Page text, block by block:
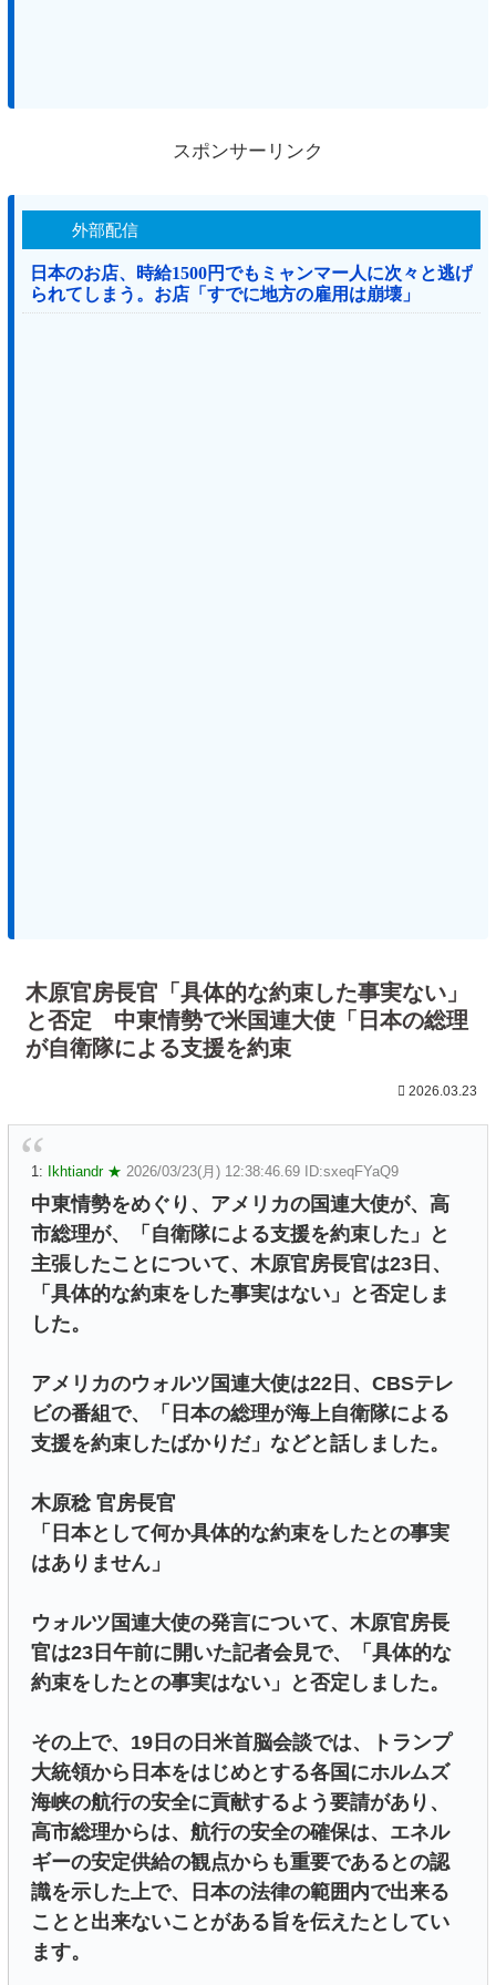
スポンサーリンク
外部配信
日本のお店、時給1500円でもミャンマー人に次々と逃げ
られてしまう。お店「すでに地方の雇用は崩壊」
木原官房長官「具体的な約束した事実ない」
と否定 中東情勢で米国連大使「日本の総理
が自衛隊による支援を約束
2026.03.23
1: Ikhtiandr ★ 2026/03/23(月) 12:38:46.69 ID:sxeqFYaQ9
中東情勢をめぐり、アメリカの国連大使が、高
市総理が、「自衛隊による支援を約束した」と
主張したことについて、木原官房長官は23日、
「具体的な約束をした事実はない」と否定しま
した。
アメリカのウォルツ国連大使は22日、CBSテレ
ビの番組で、「日本の総理が海上自衛隊による
支援を約束したばかりだ」などと話しました。
木原稔 官房長官
「日本として何か具体的な約束をしたとの事実
はありません」
ウォルツ国連大使の発言について、木原官房長
官は23日午前に開いた記者会見で、「具体的な
約束をしたとの事実はない」と否定しました。
その上で、19日の日米首脳会談では、トランプ
大統領から日本をはじめとする各国にホルムズ
海峡の航行の安全に貢献するよう要請があり、
高市総理からは、航行の安全の確保は、エネル
ギーの安定供給の観点からも重要であるとの認
識を示した上で、日本の法律の範囲内で出来る
ことと出来ないことがある旨を伝えたとしてい
ます。